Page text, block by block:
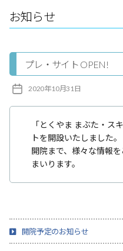
ク
ニ
お知らせ
プレ・サイト OPEN!
投
2020年10月31日
「とくやま まぶた・ス
トを開設いたしました。
開院まで、様々な情報
まいります。
開院予定のお知らせ